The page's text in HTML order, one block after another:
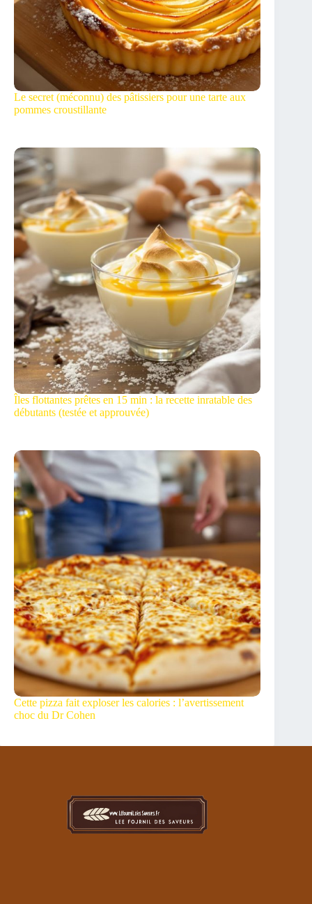
Le secret (méconnu) des pâtissiers pour une tarte aux
pommes croustillante
Îles flottantes prêtes en 15 min : la recette inratable des
débutants (testée et approuvée)
Cette pizza fait exploser les calories : l’avertissement
choc du Dr Cohen